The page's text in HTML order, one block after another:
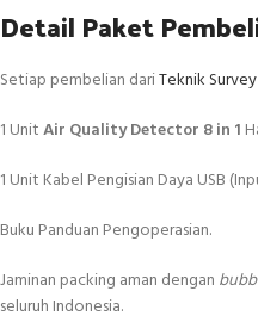
Detail Paket
Setiap pembelian dariTeknik
1 UnitAir Quality Detector 8 in 1
1 Unit Kabel Pengisian Daya USB
Buku Panduan Pengoperasian.
Jaminan packing aman dengan
seluruh Indonesia.